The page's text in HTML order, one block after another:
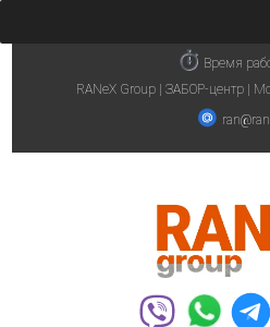
Время
RANeX Group | ЗАБОР-центр |